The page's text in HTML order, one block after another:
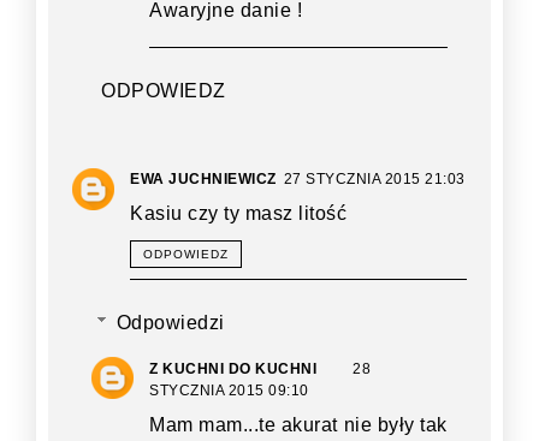
Awaryjne danie !
ODPOWIEDZ
EWA JUCHNIEWICZ 27 STYCZNIA 2015 21:03
Kasiu czy ty masz litość
ODPOWIEDZ
Odpowiedzi
Z KUCHNI DO KUCHNI
28
STYCZNIA 2015 09:10
Mam mam...te akurat nie były tak